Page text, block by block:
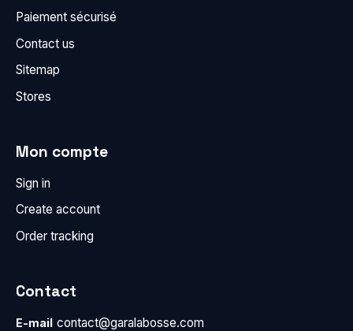
Paiement sécurisé
Contact us
Sitemap
Stores
Mon compte
Sign in
Create account
Order tracking
Contact
E-mail contact@garalabosse.com